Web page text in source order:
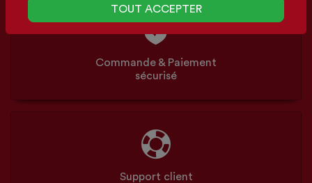
TOUT ACCEPTER
Commande & Paiement
sécurisé
Support client